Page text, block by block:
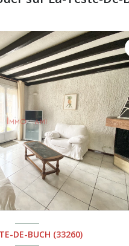
DE-BUCH (33260)